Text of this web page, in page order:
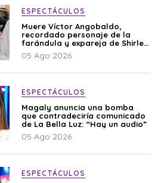
ESPECTÁCULOS
Muere Víctor Angobaldo,
recordado personaje de la
farándula y expareja de Shirley
Cherres
05 Ago 2026
ESPECTÁCULOS
Magaly anuncia una bomba
que contradeciría comunicado
de La Bella Luz: “Hay un audio”
05 Ago 2026
ESPECTÁCULOS